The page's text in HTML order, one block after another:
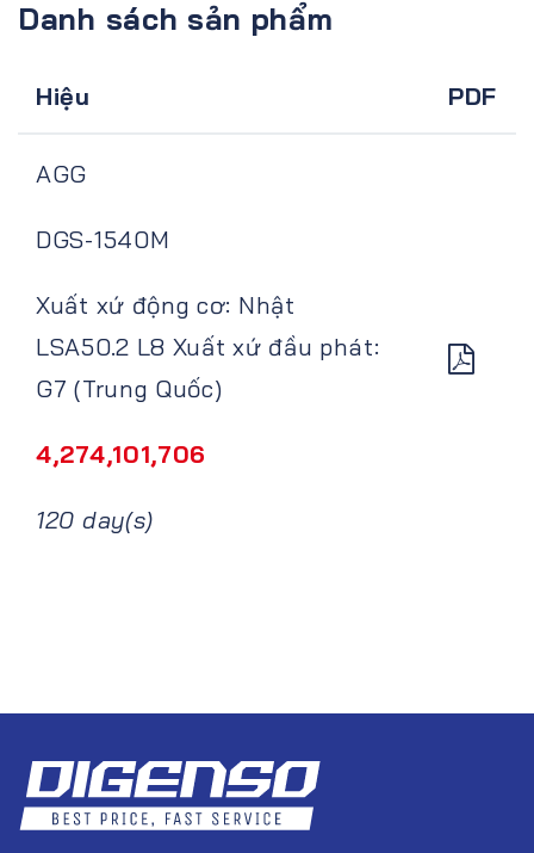
Danh sách sản phẩm
Hiệu PDF
AGG
DGS-1540M
Xuất xứ động cơ: Nhật
LSA50.2 L8 Xuất xứ đầu phát:
G7 (Trung Quốc)
4,274,101,706
120 day(s)